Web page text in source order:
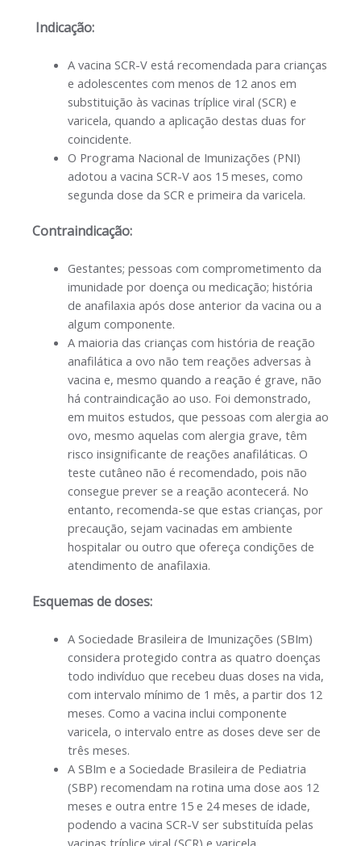
Indicação:
A vacina SCR-V está recomendada para crianças
e adolescentes com menos de 12 anos em
substituição às vacinas tríplice viral (SCR) e
varicela, quando a aplicação destas duas for
coincidente.
O Programa Nacional de Imunizações (PNI)
adotou a vacina SCR-V aos 15 meses, como
segunda dose da SCR e primeira da varicela.
Contraindicação:
Gestantes; pessoas com comprometimento da
imunidade por doença ou medicação; história
de anafilaxia após dose anterior da vacina ou a
algum componente.
A maioria das crianças com história de reação
anafilática a ovo não tem reações adversas à
vacina e, mesmo quando a reação é grave, não
há contraindicação ao uso. Foi demonstrado,
em muitos estudos, que pessoas com alergia ao
ovo, mesmo aquelas com alergia grave, têm
risco insignificante de reações anafiláticas. O
teste cutâneo não é recomendado, pois não
consegue prever se a reação acontecerá. No
entanto, recomenda-se que estas crianças, por
precaução, sejam vacinadas em ambiente
hospitalar ou outro que ofereça condições de
atendimento de anafilaxia.
Esquemas de doses:
A Sociedade Brasileira de Imunizações (SBIm)
considera protegido contra as quatro doenças
todo indivíduo que recebeu duas doses na vida,
com intervalo mínimo de 1 mês, a partir dos 12
meses. Como a vacina inclui componente
varicela, o intervalo entre as doses deve ser de
três meses.
A SBIm e a Sociedade Brasileira de Pediatria
(SBP) recomendam na rotina uma dose aos 12
meses e outra entre 15 e 24 meses de idade,
podendo a vacina SCR-V ser substituída pelas